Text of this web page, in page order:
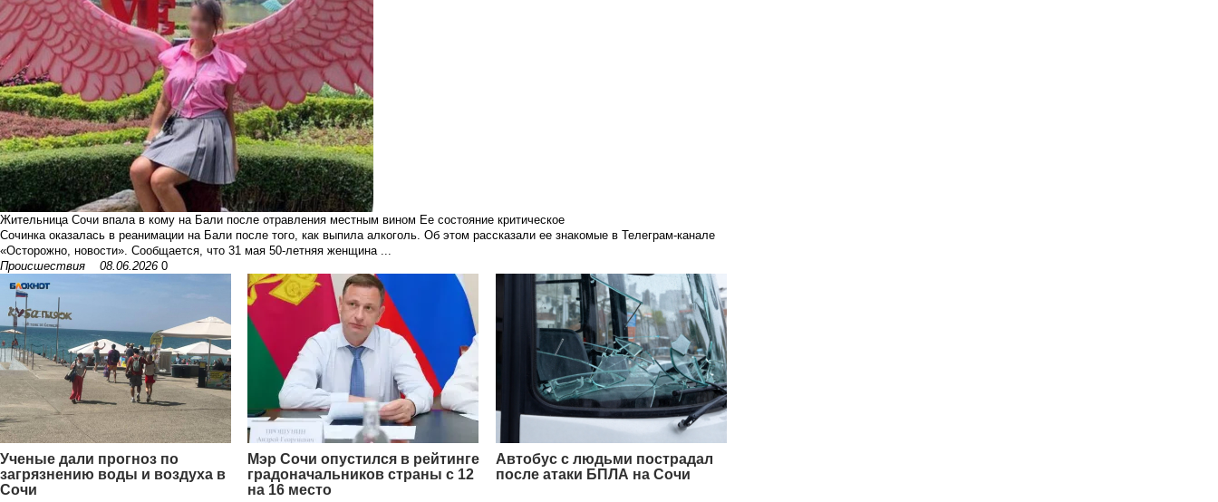
Жительница Сочи впала в кому на Бали после отравления местным вином Ее состояние критическое
Сочинка оказалась в реанимации на Бали после того, как выпила алкоголь. Об этом рассказали ее знакомые в Телеграм-канале
«Осторожно, новости». Сообщается, что 31 мая 50-летняя женщина ...
Происшествия
08.06.2026 0
Ученые дали прогноз по
загрязнению воды и воздуха в
Сочи
Мэр Сочи опустился в рейтинге
градоначальников страны с 12
на 16 место
Автобус с людьми пострадал
после атаки БПЛА на Сочи